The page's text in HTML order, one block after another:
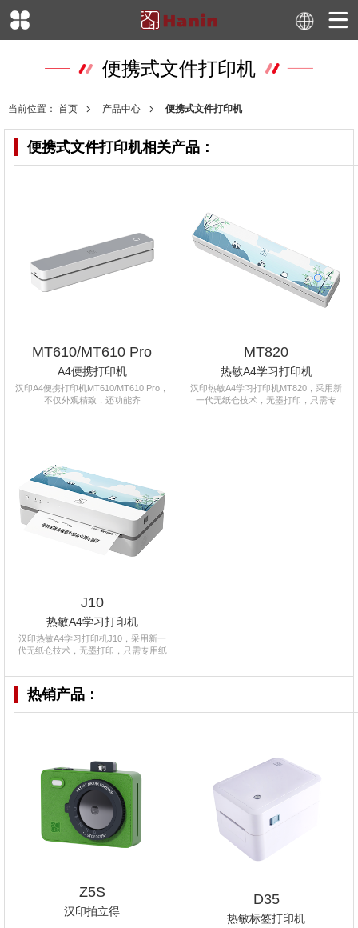
便携式文件打印机
当前位置： 首页 产品中心 便携式文件打印机
便携式文件打印机相关产品：
MT610/MT610 Pro
A4便携打印机
汉印A4便携打印机MT610/MT610 Pro，
不仅外观精致，还功能齐
MT820
热敏A4学习打印机
汉印热敏A4学习打印机MT820，采用新
一代无纸仓技术，无墨打印，只需专
J10
热敏A4学习打印机
汉印热敏A4学习打印机J10，采用新一
代无纸仓技术，无墨打印，只需专用纸
热销产品：
Z5S
汉印拍立得
D35
热敏标签打印机